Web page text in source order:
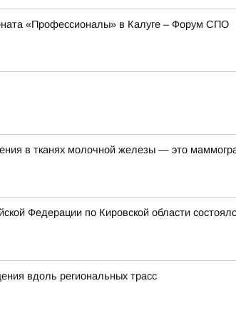
«Профессионалы» в Калуге – Форум СПО
в тканях молочной железы — это
Федерации по Кировской области
вдоль региональных трасс